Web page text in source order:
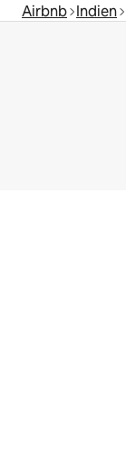
Airbnb Indien